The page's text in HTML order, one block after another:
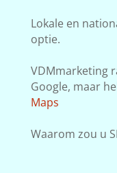
Lokale en
optie.
VDMmarketing
Google, maar
Maps
Waarom zou u